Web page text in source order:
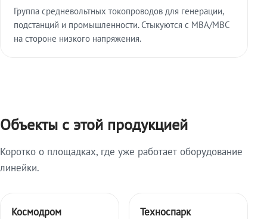
Группа средневольтных токопроводов для генерации,
подстанций и промышленности. Стыкуются с МВА/МВС
на стороне низкого напряжения.
Объекты с этой продукцией
Коротко о площадках, где уже работает оборудование
линейки.
Космодром
Техноспарк